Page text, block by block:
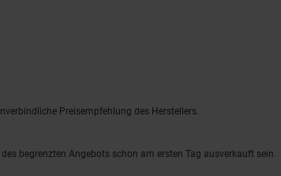
Preisempfehlung des Herstellers.
begrenzten Angebots schon am ersten Tag ausverkauft sein.